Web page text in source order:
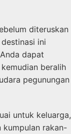
diteruskan
ini
dapat
beralih
pegunungan
untuk keluarga,
kumpulan rakan-